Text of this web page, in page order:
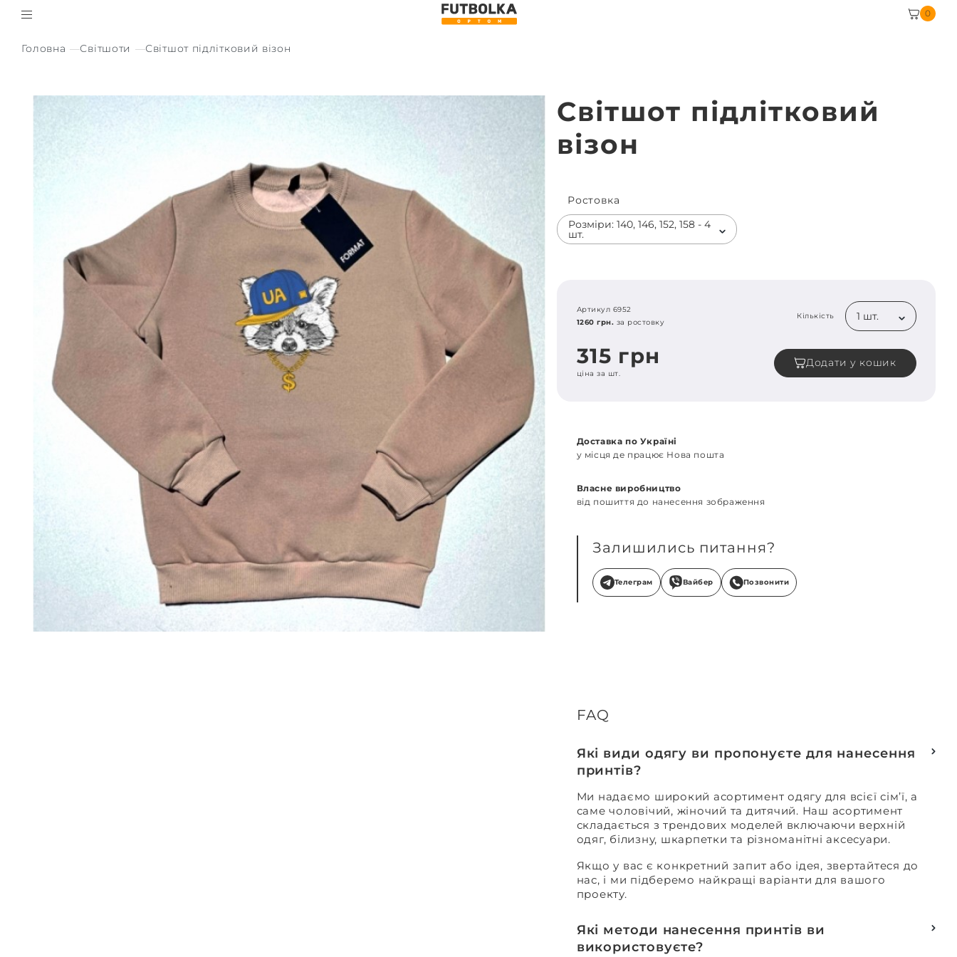
0
Головна Світшоти Світшот підлітковий візон
Світшот підлітковий
візон
Ростовка
Розміри: 140, 146, 152, 158 - 4
шт.
Артикул 6952
1260 грн. за ростовку
Кількість 1 шт.
315 грн
ціна за шт.
Додати у кошик
Доставка по Україні
у місця де працює Нова пошта
Власне виробництво
від пошиття до нанесення зображення
Залишились питання?
Телеграм Вайбер Позвонити
FAQ
Які види одягу ви пропонуєте для нанесення
принтів?
Ми надаємо широкий асортимент одягу для всієї сім’ї, а
саме чоловічий, жіночий та дитячий. Наш асортимент
складається з трендових моделей включаючи верхній
одяг, білизну, шкарпетки та різноманітні аксесуари.
Якщо у вас є конкретний запит або ідея, звертайтеся до
нас, і ми підберемо найкращі варіанти для вашого
проекту.
Які методи нанесення принтів ви
використовуєте?